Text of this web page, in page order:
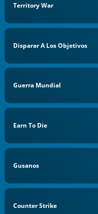
Territory War
Disparar A Los Objetivos
Guerra Mundial
Earn To Die
Gusanos
Counter Strike